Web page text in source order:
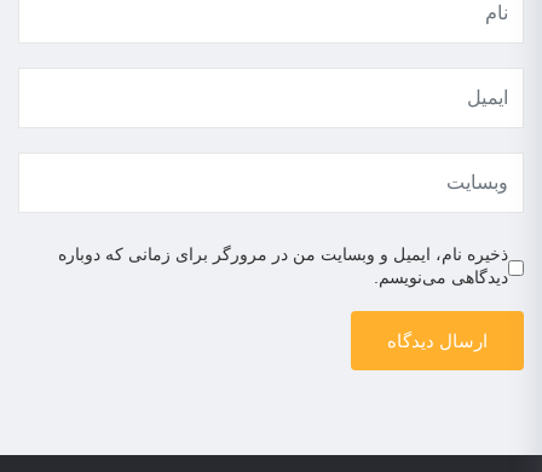
ذخیره نام، ایمیل و وبسایت من در مرورگر برای زمانی که دوباره
دیدگاهی می‌نویسم.